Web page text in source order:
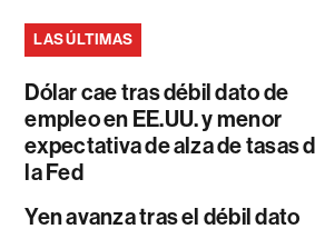
LAS ÚLTIMAS
Dólar cae tras débil dato de
empleo en EE.UU. y menor
expectativa de alza de tasas
la Fed
Yen avanza tras el débil dato